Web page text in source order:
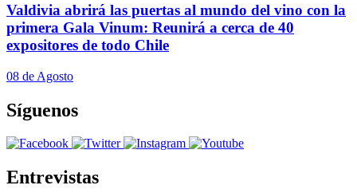
Valdivia abrirá las puertas al mundo del vino con la
primera Gala Vinum: Reunirá a cerca de 40
expositores de todo Chile
08 de Agosto
Síguenos
Entrevistas